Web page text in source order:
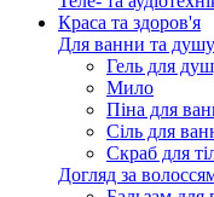
Краса та здоров'я
Для ванни та душу
Гель для
Мило
Піна для
Сіль для
Скраб для
Догляд за